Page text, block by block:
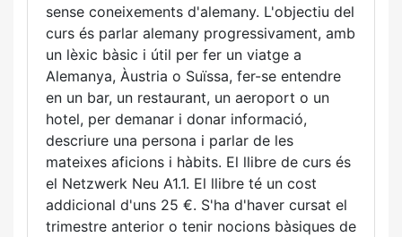
sense coneixements d'alemany. L'objectiu del
curs és parlar alemany progressivament, amb
un lèxic bàsic i útil per fer un viatge a
Alemanya, Àustria o Suïssa, fer-se entendre
en un bar, un restaurant, un aeroport o un
hotel, per demanar i donar informació,
descriure una persona i parlar de les
mateixes aficions i hàbits. El llibre de curs és
el Netzwerk Neu A1.1. El llibre té un cost
addicional d'uns 25 €. S'ha d'haver cursat el
trimestre anterior o tenir nocions bàsiques de